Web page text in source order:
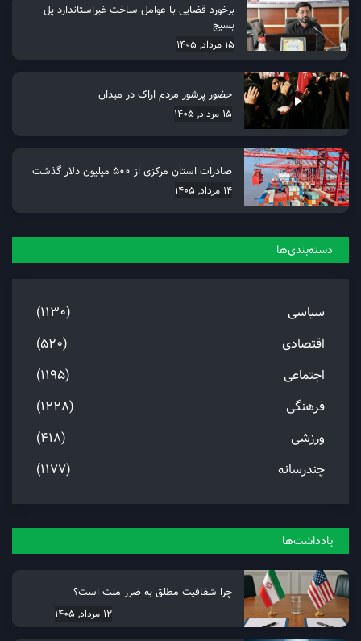
برخورد قضایی با عوامل ساخت غیراستاندارد پل
بسیج
15 مرداد, 1405
حضور پرشور مردم اراک در میدان
15 مرداد, 1405
صادرات استان مرکزی از 500 میلیون دلار گذشت
14 مرداد, 1405
دسته‌بندی‌ها
سیاسی
(1130)
اقتصادی
(520)
اجتماعی
(1195)
فرهنگی
(1228)
ورزشی
(418)
چندرسانه
(1177)
یادداشت‌ها
چرا شفافیت مطلق به ضرر ملت است؟
12 مرداد, 1405